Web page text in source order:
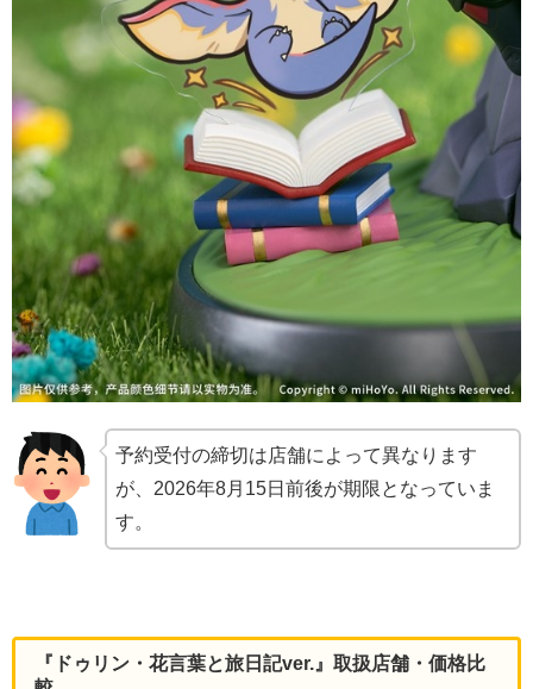
予約受付の締切は店舗によって異なります
が、2026年8月15日前後が期限となっていま
す。
『ドゥリン・花言葉と旅日記ver.』取扱店舗・価格比